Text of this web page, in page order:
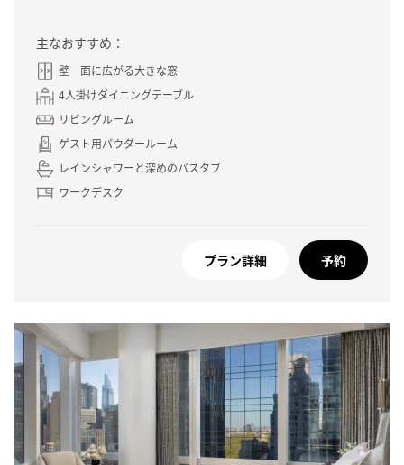
主なおすすめ：
壁一面に広がる大きな窓
4人掛けダイニングテーブル
リビングルーム
ゲスト用パウダールーム
レインシャワーと深めのバスタブ
ワークデスク
プラン詳細 予約